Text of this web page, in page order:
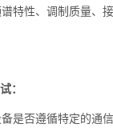
性、调制质量、接
：
否遵循特定的通信